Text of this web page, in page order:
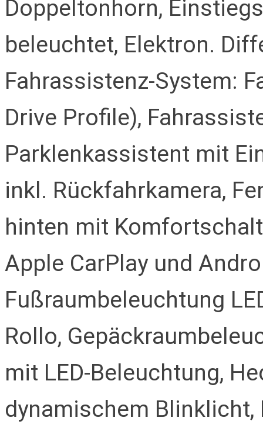
Doppeltonhorn,
beleuchtet, Elektron.
Fahrassistenz-System:
Drive Profile),
Parklenkassistent mit
inkl. Rückfahrkamera,
hinten mit
Apple CarPlay und
Fußraumbeleuchtung
Rollo,
mit LED-Beleuchtung,
dynamischem